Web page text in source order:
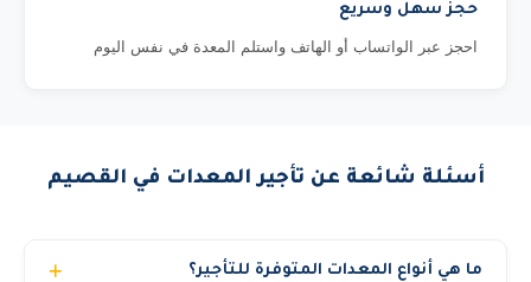
حجز سهل وسريع
احجز عبر الواتساب أو الهاتف واستلم المعدة في نفس اليوم
أسئلة شائعة عن تأجير المعدات في القصيم
ما هي أنواع المعدات المتوفرة للتأجير؟